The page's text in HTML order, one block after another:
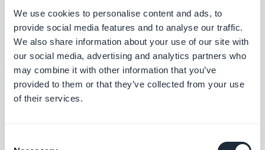
We use cookies to personalise content and ads, to
provide social media features and to analyse our traffic.
We also share information about your use of our site with
our social media, advertising and analytics partners who
may combine it with other information that you’ve
provided to them or that they’ve collected from your use
of their services.
Búsqueda
Integra un motor de búsqueda interno en tu
aplicación para que los usuarios puedan
encontrar tu contenido en un abrir y cerrar
de ojos con la extensión de búsqueda de
GoodBarber.